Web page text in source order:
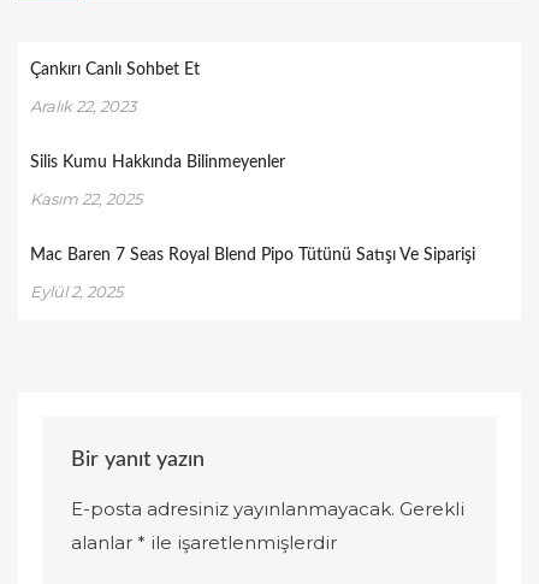
Çankırı Canlı Sohbet Et
Aralık 22, 2023
Silis Kumu Hakkında Bilinmeyenler
Kasım 22, 2025
Mac Baren 7 Seas Royal Blend Pipo Tütünü Satışı Ve Siparişi
Eylül 2, 2025
Bir yanıt yazın
E-posta adresiniz yayınlanmayacak. Gerekli
alanlar* ile işaretlenmişlerdir